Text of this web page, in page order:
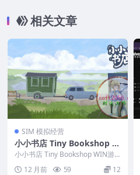
相关文章
SIM 模拟经营
小小书店 Tiny Bookshop W
IN游戏 PC电脑游戏 适配系统
WIN10 WIN11
小小书店 Tiny Bookshop WIN游
戏 PC电脑游戏 适配系统WIN1...
12 月前 59 12